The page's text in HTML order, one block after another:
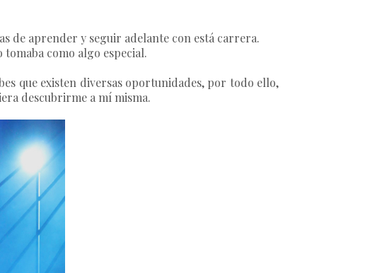
de aprender y seguir adelante con está carrera.
como algo especial.
que existen diversas oportunidades, por todo ello,
descubrirme a mí misma.